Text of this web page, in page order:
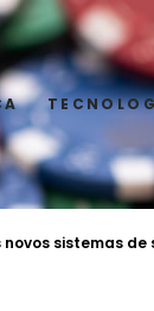
segurança e fiscalização